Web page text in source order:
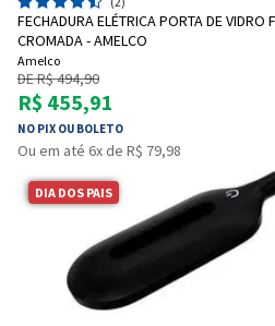
FECHADURA ELÉTRICA PORTA DE VIDRO
CROMADA - AMELCO
Amelco
DE R$ 494,90
R$ 455,91
NO PIX OU BOLETO
Ou em até 6x de R$ 79,98
DIA DOS PAIS